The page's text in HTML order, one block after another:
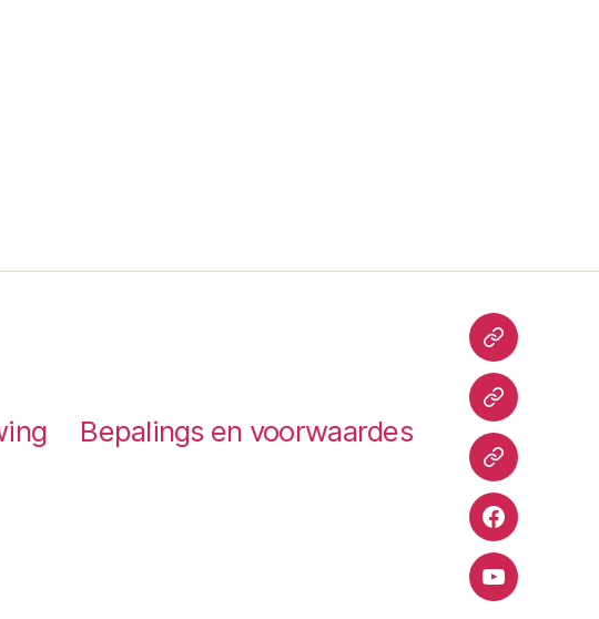
Bepalings en voorwaardes
TripAdvisor
Hallo
Peter
TrustPilot
Facebook
YouTube